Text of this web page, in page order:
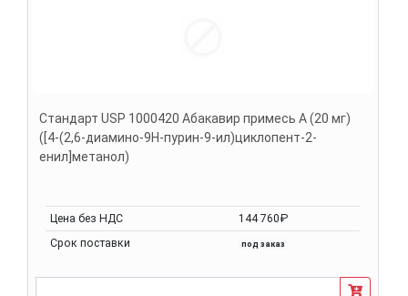
Стандарт USP 1000420 Абакавир примесь A (20 мг)
([4-(2,6-диамино-9H-пурин-9-ил)циклопент-2-
енил]метанол)
Цена без НДС
144 760₽
Срок поставки
под заказ